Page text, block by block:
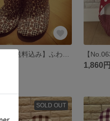
1,860円
SOLD OUT